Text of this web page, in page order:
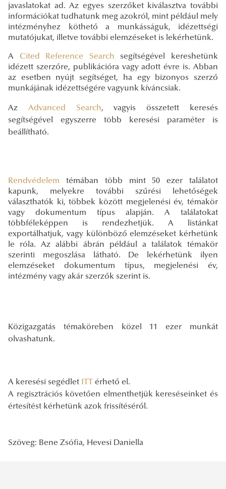
javaslatokat ad. Az egyes szerzőket kiválasztva további
információkat tudhatunk meg azokról, mint például mely
intézményhez köthető a munkásságuk, idézettségi
mutatójukat, illetve további elemzéseket is lekérhetünk.
A Cited Reference Search segítségével kereshetünk
idézett szerzőre, publikációra vagy adott évre is. Abban
az esetben nyújt segítséget, ha egy bizonyos szerző
munkájának idézettségére vagyunk kíváncsiak.
Az Advanced Search, vagyis összetett keresés
segítségével egyszerre több keresési paraméter is
beállítható.
Rendvédelem témában több mint 50 ezer találatot
kapunk, melyekre további szűrési lehetőségek
választhatók ki, többek között megjelenési év, témakör
vagy dokumentum típus alapján. A találatokat
többféleképpen is rendezhetjük. A listánkat
exportálhatjuk, vagy különböző elemzéseket kérhetünk
le róla. Az alábbi ábrán például a találatok témakör
szerinti megoszlása látható. De lekérhetünk ilyen
elemzéseket dokumentum típus, megjelenési év,
intézmény vagy akár szerzők szerint is.
Közigazgatás témaköreben közel 11 ezer munkát
olvashatunk.
A keresési segédlet ITT érhető el.
A regisztrációs követően elmenthetjük kereséseinket és
értesítést kérhetünk azok frissítéséről.
Szöveg: Bene Zsófia, Hevesi Daniella